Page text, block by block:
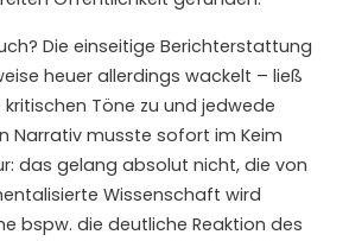
Die einseitige Berichterstattung
heuer allerdings wackelt – ließ
Töne zu und jedwede
Narrativ musste sofort im Keim
das gelang absolut nicht, die von
Wissenschaft wird
bspw. die deutliche Reaktion des